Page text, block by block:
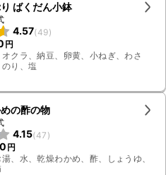
ばくだん小鉢
4.57(49)
円
クラ、納豆、卵黄、小ねぎ、わさ
り、塩
の酢の物
4.15(47 )
円
、水、乾燥わかめ、酢、しょうゆ、